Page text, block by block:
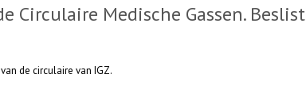
Circulaire Medische Gassen. Beslist
de circulaire van IGZ.